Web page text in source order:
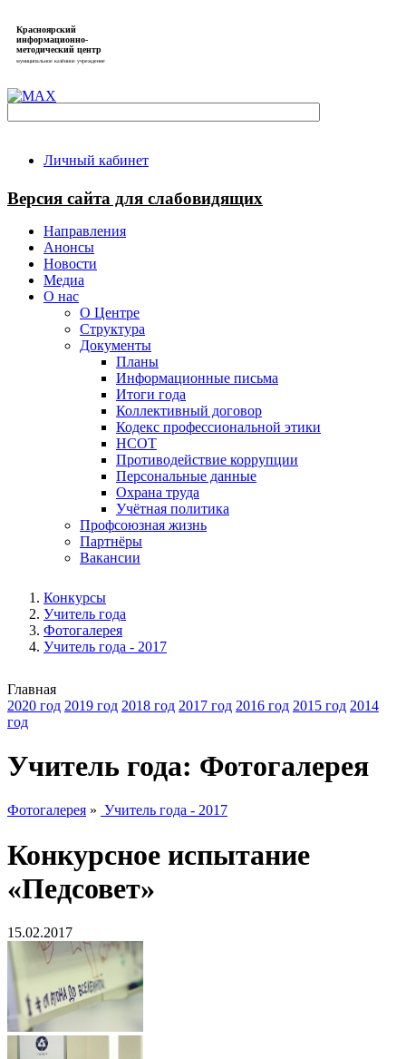
Красноярский
информационно-
методический центр
муниципальное казённое учреждение
Личный кабинет
Версия сайта для слабовидящих
Направления
Анонсы
Новости
Медиа
О нас
О Центре
Структура
Документы
Планы
Информационные письма
Итоги года
Коллективный договор
Кодекс профессиональной этики
НСОТ
Противодействие коррупции
Персональные данные
Охрана труда
Учётная политика
Профсоюзная жизнь
Партнёры
Вакансии
Конкурсы
Учитель года
Фотогалерея
Учитель года - 2017
Главная
2020 год 2019 год 2018 год 2017 год 2016 год 2015 год 2014
год
Учитель года: Фотогалерея
Фотогалерея » Учитель года - 2017
Конкурсное испытание
«Педсовет»
15.02.2017